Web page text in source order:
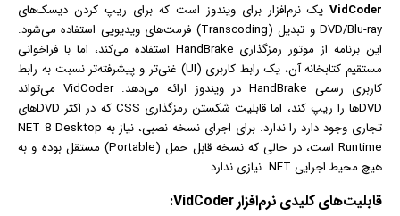
VidCoder یک نرم‌افزار برای ویندوز است که برای ریپ کردن دیسک‌های
DVD/Blu-ray و تبدیل (Transcoding) فرمت‌های ویدیویی استفاده می‌شود.
این برنامه از موتور رمزگذاری HandBrake استفاده می‌کند، اما با فراخوانی
مستقیم کتابخانه آن، یک رابط کاربری (UI) غنی‌تر و پیشرفته‌تر نسبت به رابط
کاربری رسمی HandBrake در ویندوز ارائه می‌دهد. VidCoder می‌تواند
DVDها را ریپ کند، اما قابلیت شکستن رمزگذاری CSS که در اکثر DVDهای
تجاری وجود دارد را ندارد. برای اجرای نسخه نصبی، نیاز به NET 8 Desktop
Runtime است، در حالی که نسخه قابل حمل (Portable) مستقل بوده و به
هیچ محیط اجرایی NET. نیازی ندارد.
قابلیت‌های کلیدی نرم‌افزار VidCoder: